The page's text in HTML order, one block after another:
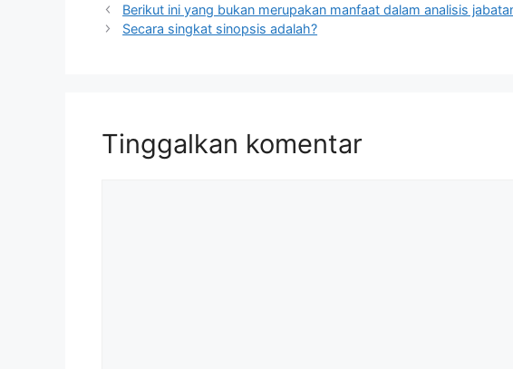
Berikut ini yang bukan merupakan manfaat dalam analisis
Secara singkat sinopsis adalah?
Tinggalkan komentar